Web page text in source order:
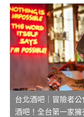
台北酒吧｜冒險者公
酒吧！全台第一家